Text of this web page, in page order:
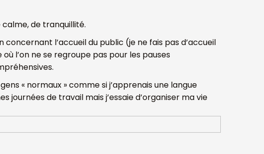
calme, de tranquillité.
concernant l’accueil du public (je ne fais pas d’accueil
l’on ne se regroupe pas pour les pauses
« normaux » comme si j’apprenais une langue
de travail mais j’essaie d’organiser ma vie